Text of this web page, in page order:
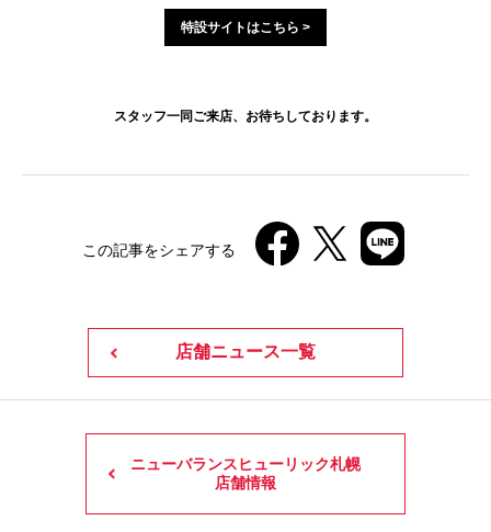
特設サイトはこちら >
スタッフ一同ご来店、お待ちしております。
この記事をシェアする
店舗ニュース一覧
ニューバランスヒューリック札幌
店舗情報